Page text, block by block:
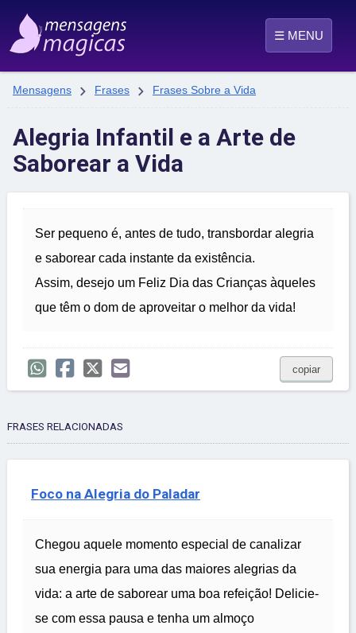
☰ MENU
Mensagens  Frases  Frases Sobre a Vida
Alegria Infantil e a Arte de
Saborear a Vida
Ser pequeno é, antes de tudo, transbordar alegria
e saborear cada instante da existência.
Assim, desejo um Feliz Dia das Crianças àqueles
que têm o dom de aproveitar o melhor da vida!
copiar
FRASES RELACIONADAS
Foco na Alegria do Paladar
Chegou aquele momento especial de canalizar
sua energia para uma das maiores alegrias da
vida: a arte de saborear uma boa refeição! Delicie-
se com essa pausa e tenha um almoço